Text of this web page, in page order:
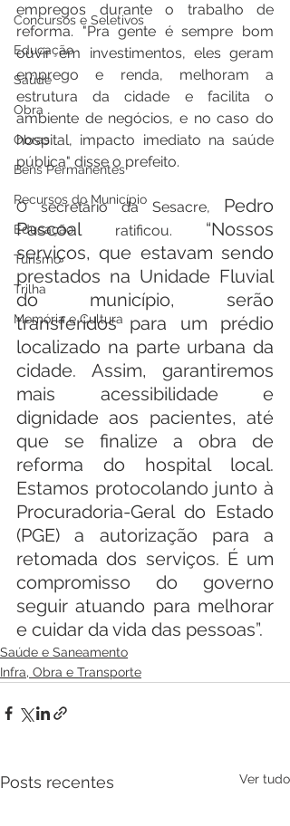
Concursos e Seletivos
Educação
Saúde
Obra
Obras
Bens Permanentes
Recursos do Município
Educação
Turismo
Trilha
Memória e Cultura
empregos durante o trabalho de
reforma. "Pra gente é sempre bom
ouvir em investimentos, eles geram
emprego e renda, melhoram a
estrutura da cidade e facilita o
ambiente de negócios, e no caso do
hospital, impacto imediato na saúde
pública" disse o prefeito.
O secretário da Sesacre, Pedro
Pascoal
ratificou. “Nossos
serviços, que estavam sendo
prestados na Unidade Fluvial
do município, serão
transferidos para um prédio
localizado na parte urbana da
cidade. Assim, garantiremos
mais acessibilidade e
dignidade aos pacientes, até
que se finalize a obra de
reforma do hospital local.
Estamos protocolando junto à
Procuradoria-Geral do Estado
(PGE) a autorização para a
retomada dos serviços. É um
compromisso do governo
seguir atuando para melhorar
e cuidar da vida das pessoas”.
Saúde e Saneamento
Infra, Obra e Transporte
Posts recentes Ver tudo